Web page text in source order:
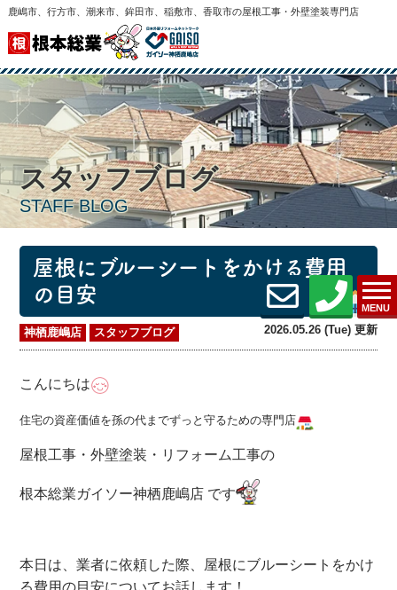
鹿嶋市、行方市、潮来市、鉾田市、稲敷市、香取市の屋根工事・外壁塗装専門店
MENU
スタッフブログ
STAFF BLOG
屋根にブルーシートをかける費用
の目安
神栖鹿嶋店 スタッフブログ 2026.05.26 (Tue) 更新
こんにちは
住宅の資産価値を孫の代までずっと守るための専門店
屋根工事・外壁塗装・リフォーム工事の
根本総業ガイソー神栖鹿嶋店 です
本日は、業者に依頼した際、屋根にブルーシートをかけ
る費用の目安についてお話します！